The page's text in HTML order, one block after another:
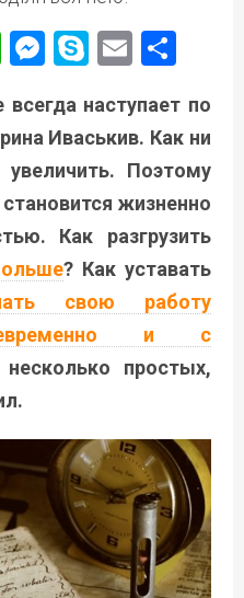
WhatsApp
Messenger
Skype
Email
наступает по
Иваськив. Как ни
увеличить. Поэтому
жизненно
Как разгрузить
? Как уставать
свою работу
и с
простых,